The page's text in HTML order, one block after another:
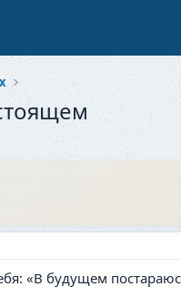
«В будущем